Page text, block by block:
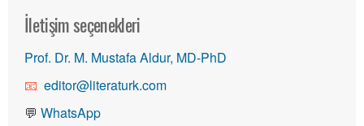
İletişim seçenekleri
Prof. Dr. M. Mustafa Aldur, MD-PhD
editor@literaturk.com
💬 WhatsApp